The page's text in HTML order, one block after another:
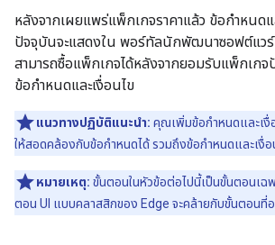
หลังจากเผยแพร่แพ็กเกจราคาแล้ว ข้อกำหนดแ
ปัจจุบันจะแสดงใน พอร์ทัลนักพัฒนาซอฟต์แ
สามารถซื้อแพ็กเกจได้หลังจากยอมรับแพ็กเก
ข้อกำหนดและเงื่อนไข
แนวทางปฏิบัติแนะนำ: คุณเพิ่มข้อกำหนดและเงื่
ให้สอดคล้องกับข้อกำหนดได้ รวมถึงข้อกำหนดและเงื่
หมายเหตุ: ขั้นตอนในหัวข้อต่อไปนี้เป็นขั้นตอนเฉ
ตอน UI แบบคลาสสิกของ Edge จะคล้ายกับขั้นตอนที่